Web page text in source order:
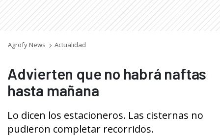
Agrofy News Actualidad
Advierten que no habrá naftas
hasta mañana
Lo dicen los estacioneros. Las cisternas no
pudieron completar recorridos.